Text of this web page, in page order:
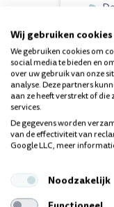
ieder
Wij gebruiken cookies
We gebruiken cookies om
social media te bieden en
over uw gebruik van onze
analyse. Deze partners
aan ze heeft verstrekt of
services.
De gegevens worden
van de effectiviteit van
Google LLC, meer
Noodzakelijk